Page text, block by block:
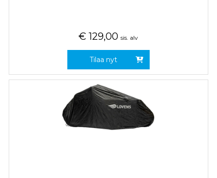
€ 129,00 sis. alv
Tilaa nyt